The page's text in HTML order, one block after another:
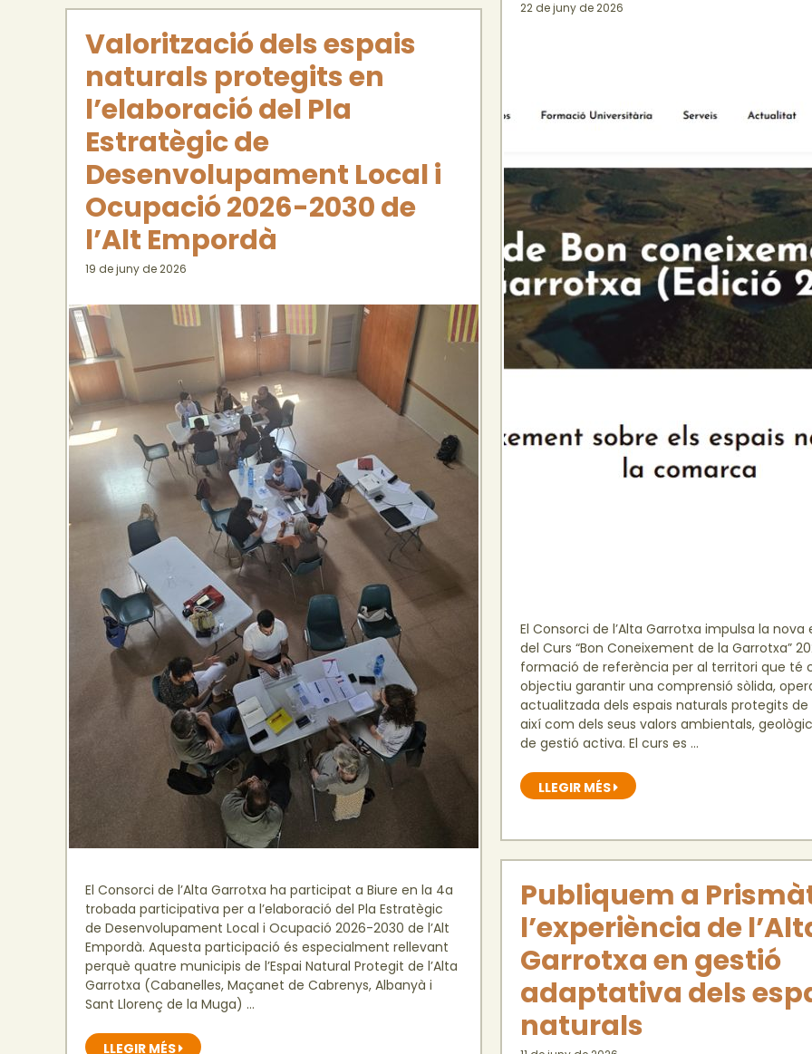
22 de juny de 2026
El Consorci de l’Alta Garrotxa impulsa la nova
del Curs “Bon Coneixement de la Garrotxa”
formació de referència per al territori que té
objectiu garantir una comprensió sòlida,
actualitzada dels espais naturals protegits
així com dels seus valors ambientals,
de gestió activa. El curs es …
LLEGIR MÉS
Valorització dels espais
naturals protegits en
l’elaboració del Pla
Estratègic de
Desenvolupament Local i
Ocupació 2026-2030 de
l’Alt Empordà
19 de juny de 2026
El Consorci de l’Alta Garrotxa ha participat a Biure en la 4a
trobada participativa per a l’elaboració del Pla Estratègic
de Desenvolupament Local i Ocupació 2026-2030 de l’Alt
Empordà. Aquesta participació és especialment rellevant
perquè quatre municipis de l’Espai Natural Protegit de l’Alta
Garrotxa (Cabanelles, Maçanet de Cabrenys, Albanyà i
Sant Llorenç de la Muga) …
LLEGIR MÉS
Publiquem a
l’experiència de
Garrotxa en gestió
adaptativa dels
naturals